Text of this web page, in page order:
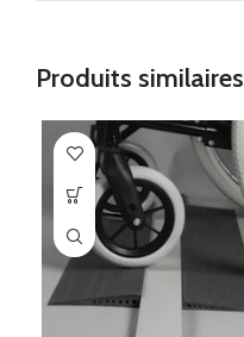
Produits similaires